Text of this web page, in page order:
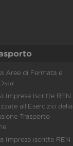
Aree di Fermata e
Imprese Iscritte REN
all'Esercizio della
Trasporto
Imprese iscritte REN